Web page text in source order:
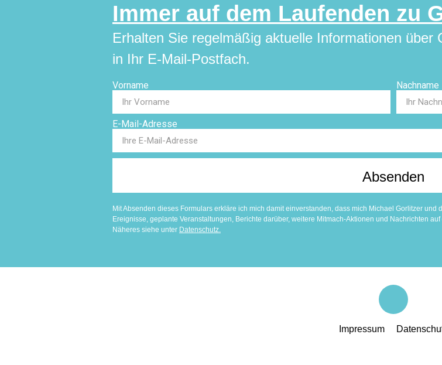
Immer auf dem Laufenden zu
Erhalten Sie regelmäßig aktuelle Informationen
in Ihr E-Mail-Postfach.
Vorname Nachname
E-Mail-Adresse
Absenden
Mit Absenden dieses Formulars erkläre ich mich damit einverstanden, dass mich Michael Gorlitzer
Ereignisse, geplante Veranstaltungen, Berichte darüber, weitere Mitmach-Aktionen und Nachrichten
Näheres siehe unter Datenschutz.
Impressum